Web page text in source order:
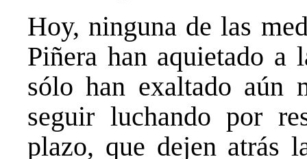
Hoy, ninguna de las
Piñera han aquietado a
sólo han exaltado aún
seguir luchando por
plazo, que dejen atrás